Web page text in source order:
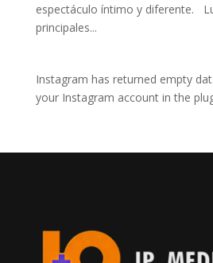
espectáculo íntimo y diferente.
principales...
Instagram has returned empty
your Instagram account in the